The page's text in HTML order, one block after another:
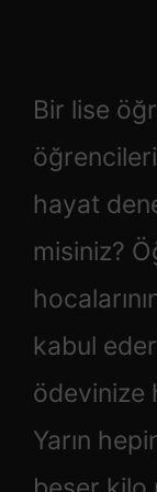
Bir lise
hayat
misiniz?
kabul
ödevinize
Yarın